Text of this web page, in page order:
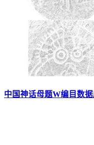
中国神话母题W编目数